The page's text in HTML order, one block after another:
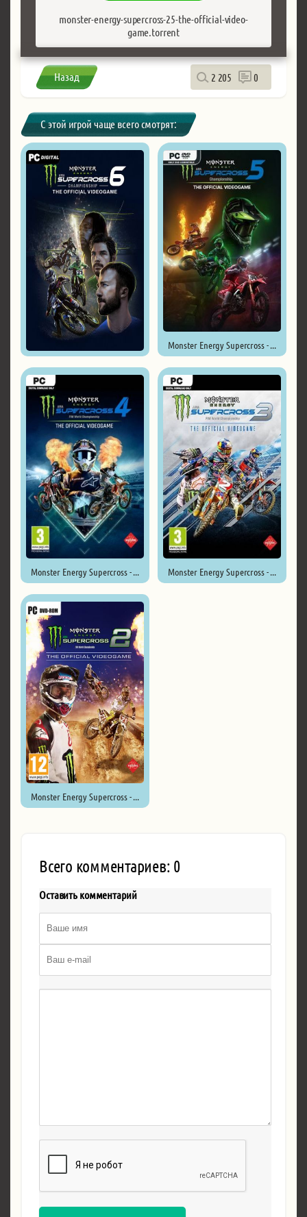
monster-energy-supercross-25-the-official-video-
game.torrent
Назад 2 205 0
С этой игрой чаще всего смотрят:
Monster Energy Supercross - ...
Monster Energy Supercross - ... Monster Energy Supercross - ...
Monster Energy Supercross - ...
Всего комментариев: 0
Оставить комментарий